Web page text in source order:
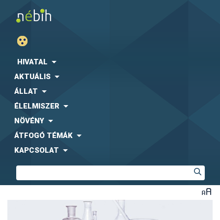
HIVATAL
AKTUÁLIS
ÁLLAT
ÉLELMISZER
NÖVÉNY
ÁTFOGÓ TÉMÁK
KAPCSOLAT